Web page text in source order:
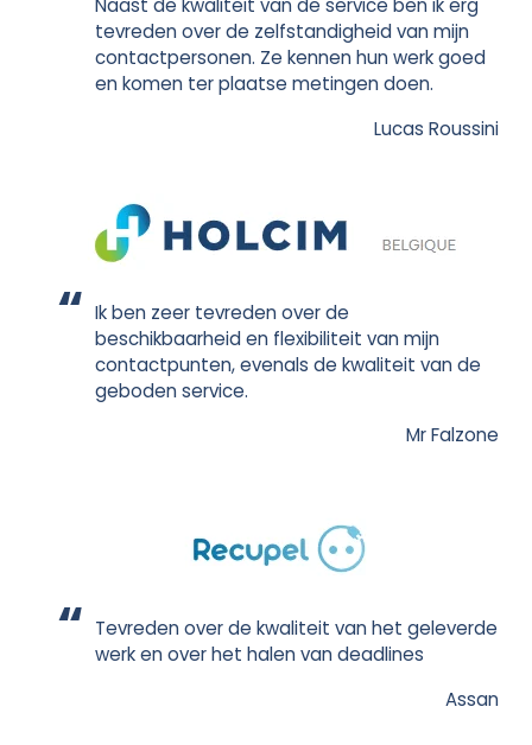
Naast de kwaliteit van de service ben ik erg
tevreden over de zelfstandigheid van mijn
contactpersonen. Ze kennen hun werk goed
en komen ter plaatse metingen doen.
Lucas Roussini
Ik ben zeer tevreden over de
beschikbaarheid en flexibiliteit van mijn
contactpunten, evenals de kwaliteit van de
geboden service.
Mr Falzone
Tevreden over de kwaliteit van het geleverde
werk en over het halen van deadlines
Assan